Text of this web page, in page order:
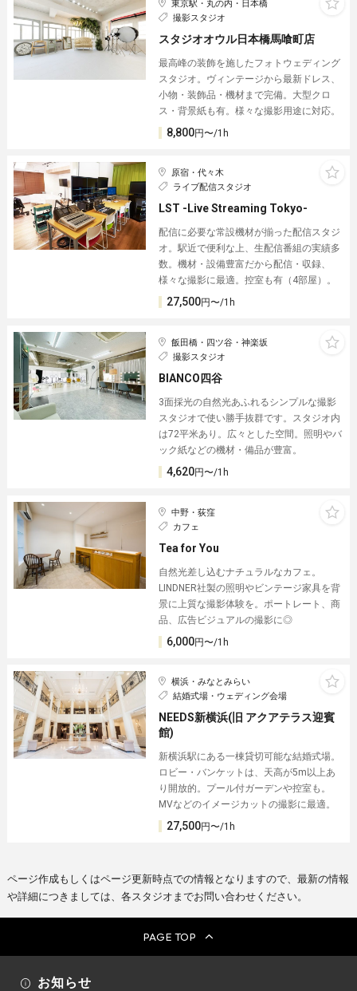
東京駅・丸の内・日本橋
撮影スタジオ
スタジオオウル日本橋馬喰町店
最高峰の装飾を施したフォトウェディング
スタジオ。ヴィンテージから最新ドレス、
小物・装飾品・機材まで完備。大型クロ
ス・背景紙も有。様々な撮影用途に対応。
8,800円〜/1h
原宿・代々木
ライブ配信スタジオ
LST -Live Streaming Tokyo-
配信に必要な常設機材が揃った配信スタジ
オ。駅近で便利な上、生配信番組の実績多
数。機材・設備豊富だから配信・収録、
様々な撮影に最適。控室も有（4部屋）。
27,500円〜/1h
飯田橋・四ツ谷・神楽坂
撮影スタジオ
BIANCO四谷
3面採光の自然光あふれるシンプルな撮影
スタジオで使い勝手抜群です。スタジオ内
は72平米あり。広々とした空間。照明やバ
ック紙などの機材・備品が豊富。
4,620円〜/1h
中野・荻窪
カフェ
Tea for You
自然光差し込むナチュラルなカフェ。
LINDNER社製の照明やビンテージ家具を背
景に上質な撮影体験を。ポートレート、商
品、広告ビジュアルの撮影に◎
6,000円〜/1h
横浜・みなとみらい
結婚式場・ウェディング会場
NEEDS新横浜(旧 アクアテラス迎賓
館)
新横浜駅にある一棟貸切可能な結婚式場。
ロビー・バンケットは、天高が5m以上あ
り開放的。プール付ガーデンや控室も。
MVなどのイメージカットの撮影に最適。
27,500円〜/1h
ページ作成もしくはページ更新時点での情報となりますので、最新の情報
や詳細につきましては、各スタジオまでお問い合わせください。
PAGE TOP
お知らせ